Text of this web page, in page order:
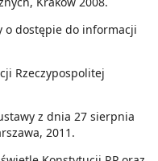
o dostępie do informacji
Rzeczypospolitej
z dnia 27 sierpnia
2011.